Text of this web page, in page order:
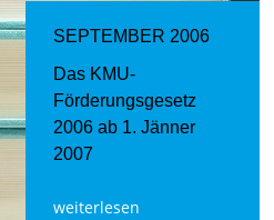
SEPTEMBER 2006
Das KMU-
Förderungsgesetz
2006 ab 1. Jänner
2007
weiterlesen